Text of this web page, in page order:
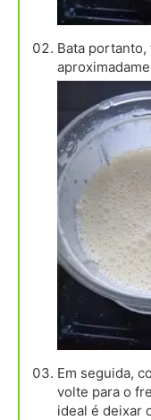
Bata
Em seguida,
volte para o
ideal é deixar